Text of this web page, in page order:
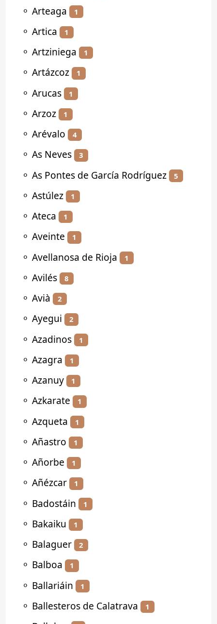
⚬ Arteaga 1
⚬ Artica 1
⚬ Artziniega 1
⚬ Artázcoz 1
⚬ Arucas 1
⚬ Arzoz 1
⚬ Arévalo 4
⚬ As Neves 3
⚬ As Pontes de García Rodríguez 5
⚬ Astúlez 1
⚬ Ateca 1
⚬ Aveinte 1
⚬ Avellanosa de Rioja 1
⚬ Avilés 8
⚬ Avià 2
⚬ Ayegui 2
⚬ Azadinos 1
⚬ Azagra 1
⚬ Azanuy 1
⚬ Azkarate 1
⚬ Azqueta 1
⚬ Añastro 1
⚬ Añorbe 1
⚬ Añézcar 1
⚬ Badostáin 1
⚬ Bakaiku 1
⚬ Balaguer 2
⚬ Balboa 1
⚬ Ballariáin 1
⚬ Ballesteros de Calatrava 1